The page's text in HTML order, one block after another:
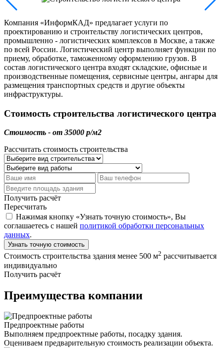
Компания «ИнформКАД» предлагает услуги по
проектированию и строительству логистических центров,
промышленно - логистических комплексов в Москве, а также
по всей России. Логистический центр выполняет функции по
приему, обработке, таможенному оформлению грузов. В
состав логистического центра входят складские, офисные и
производственные помещения, сервисные центры, ангары для
размещения транспортных средств и другие объекты
инфраструктуры.
Стоимость строительства логистического центра
Стоимость - от 35000 р/м2
Рассчитать стоимость строительства
Получить расчёт
Пересчитать
Нажимая кнопку «Узнать точную стоимость», Вы
соглашаетесь с нашей политикой обработки персональных
данных.
Узнать точную стоимость
Стоимость строительства здания менее 500 м2 рассчитывается
индивидуально
Получить расчёт
Преимущества компании
Предпроектные работы
Выполняем предпроектные работы, посадку здания.
Оцениваем предварительную стоимость реализации объекта.